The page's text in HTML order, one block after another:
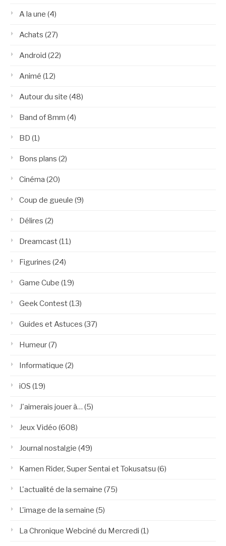
A la une (4)
Achats (27)
Android (22)
Animé (12)
Autour du site (48)
Band of 8mm (4)
BD (1)
Bons plans (2)
Cinéma (20)
Coup de gueule (9)
Délires (2)
Dreamcast(11)
Figurines (24)
Game Cube (19)
Geek Contest(13)
Guides et Astuces (37)
Humeur(7)
Informatique (2)
iOS (19)
J'aimerais jouer à… (5)
Jeux Vidéo (608)
Journal nostalgie (49)
Kamen Rider, Super Sentai et Tokusatsu (6)
L'actualité de la semaine (75)
L'image de la semaine (5)
La Chronique Webciné du Mercredi (1)